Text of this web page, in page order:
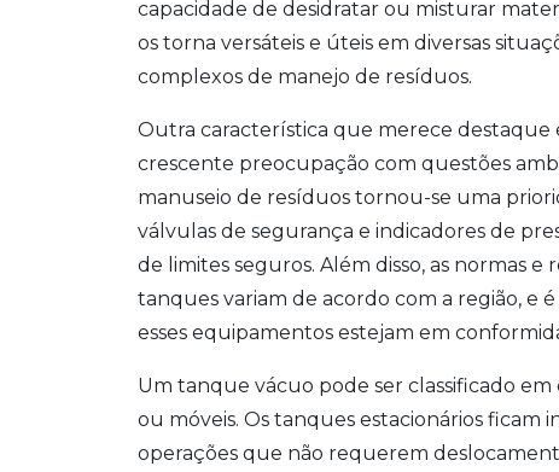
capacidade de desidratar ou misturar
os torna versáteis e úteis em diversas
complexos de manejo de resíduos.
Outra característica que merece destaque
crescente preocupação com questões
manuseio de resíduos tornou-se uma
válvulas de segurança e indicadores de
de limites seguros. Além disso, as normas
tanques variam de acordo com a região, e
esses equipamentos estejam em
Um tanque vácuo pode ser classificado
ou móveis. Os tanques estacionários ficam
operações que não requerem